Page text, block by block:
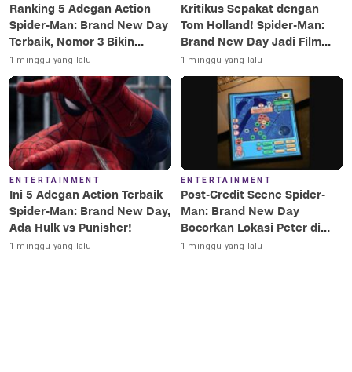
Ranking 5 Adegan Action
Spider-Man: Brand New Day
Terbaik, Nomor 3 Bikin
Terkesima!
1 minggu yang lalu
Kritikus Sepakat dengan
Tom Holland! Spider-Man:
Brand New Day Jadi Film
Terbaik Era MCU
1 minggu yang lalu
ENTERTAINMENT
Ini 5 Adegan Action Terbaik
Spider-Man: Brand New Day,
Ada Hulk vs Punisher!
1 minggu yang lalu
ENTERTAINMENT
Post-Credit Scene Spider-
Man: Brand New Day
Bocorkan Lokasi Peter di
Luar Angkasa!
1 minggu yang lalu